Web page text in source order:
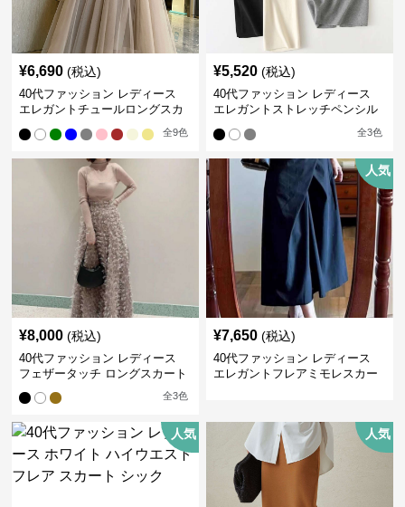
¥6,690 (税込)
40代ファッション レディース
エレガントチュールロングスカ
全9色
¥5,520 (税込)
40代ファッション レディース
エレガントストレッチペンシル
全3色
¥8,000 (税込)
40代ファッション レディース
フェザータッチ ロングスカート
全3色
人気
¥7,650 (税込)
40代ファッション レディース
エレガントフレアミモレスカー
人気 人気